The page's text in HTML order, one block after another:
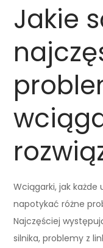
Jakie
Wciągarki, jak
napotykać różne
Najczęściej
silnika, problemy z